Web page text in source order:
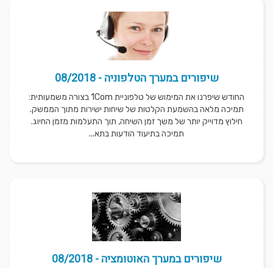
שיפורים במערך הטלפוניה - 08/2018
החודש שיפרנו את המימוש של טלפוניית 1Com בצורה משמעותית:
תמיכה מלאה בהשמעת הקלטות של שיחות ישירות מתוך הממשק.
חילוץ מדוייק יותר של משך זמן השיחה, תוך התעלמות מזמן החיוג.
תמיכה בתיעוד הודעות בתא...
שיפורים במערך האוטומציה - 08/2018